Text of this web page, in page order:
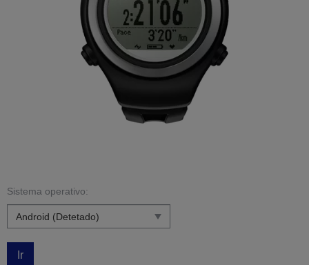
Sistema operativo:
Ir